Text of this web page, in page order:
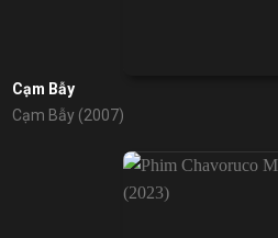
Cạm Bẫy
Cạm Bẫy (2007)